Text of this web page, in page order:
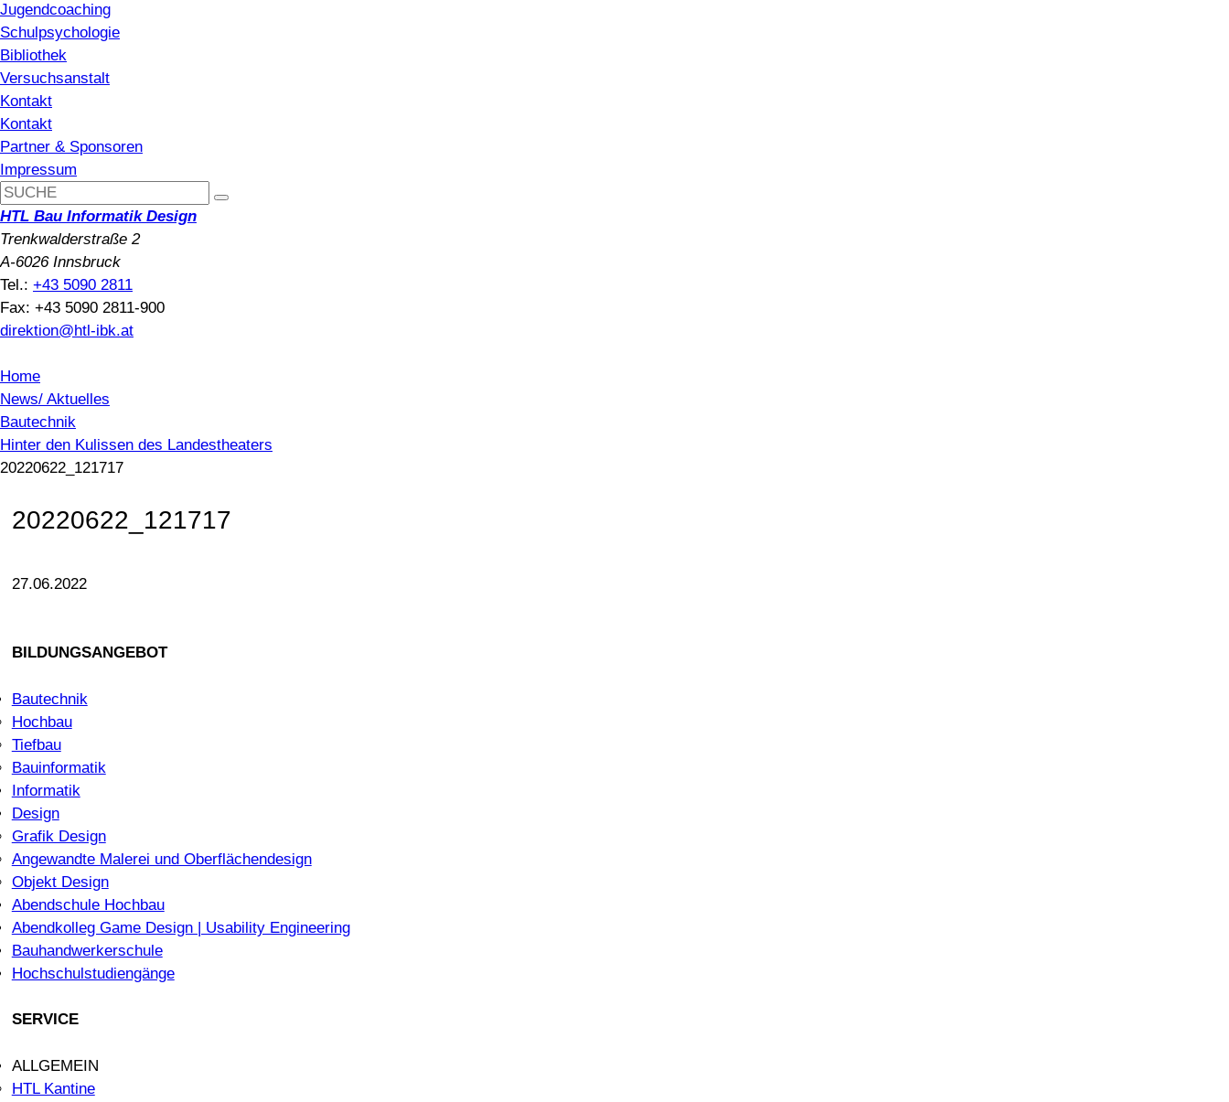
Jugendcoaching
Schulpsychologie
Bibliothek
Versuchsanstalt
Kontakt
Kontakt
Partner & Sponsoren
Impressum
HTL Bau Informatik Design
Trenkwalderstraße 2
A-6026 Innsbruck
Tel.: +43 5090 2811
Fax: +43 5090 2811-900
direktion@htl-ibk.at
Home
News/ Aktuelles
Bautechnik
Hinter den Kulissen des Landestheaters
20220622_121717
20220622_121717
27.06.2022
BILDUNGSANGEBOT
Bautechnik
Hochbau
Tiefbau
Bauinformatik
Informatik
Design
Grafik Design
Angewandte Malerei und Oberflächendesign
Objekt Design
Abendschule Hochbau
Abendkolleg Game Design | Usability Engineering
Bauhandwerkerschule
Hochschulstudiengänge
SERVICE
ALLGEMEIN
HTL Kantine